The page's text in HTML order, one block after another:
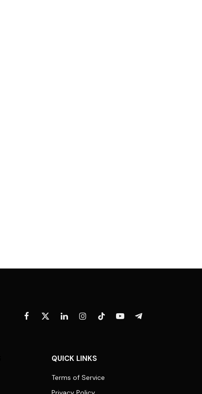
Facebook
X
LinkedInInstagramTikTokYouTubeTelegram
QUICK LINKS
Terms of Service